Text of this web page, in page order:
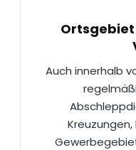
Auch innerhalb